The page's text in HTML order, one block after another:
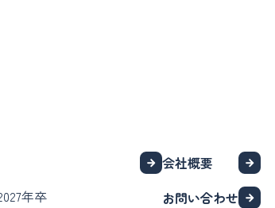
年卒
会社概要
お問い合わせ